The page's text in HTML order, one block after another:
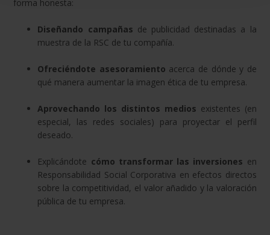
forma honesta:
Diseñando campañas de publicidad destinadas a la
muestra de la RSC de tu compañía.
Ofreciéndote asesoramiento acerca de dónde y de
qué manera aumentar la imagen ética de tu empresa.
Aprovechando los distintos medios existentes (en
especial, las redes sociales) para proyectar el perfil
deseado.
Explicándote cómo transformar las inversiones en
Responsabilidad Social Corporativa en efectos directos
sobre la competitividad, el valor añadido y la valoración
pública de tu empresa.